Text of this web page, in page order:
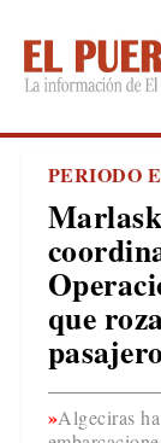
PERIODO
que
Algeciras